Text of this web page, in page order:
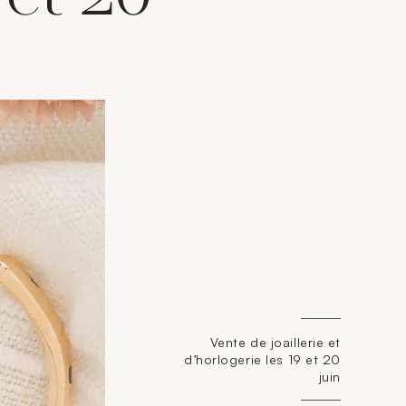
Vente de joaillerie et
d’horlogerie les 19 et 20
juin